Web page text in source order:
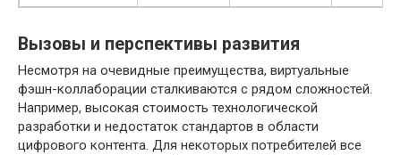
Вызовы и перспективы развития
Несмотря на очевидные преимущества, виртуальные
фэшн-коллаборации сталкиваются с рядом сложностей.
Например, высокая стоимость технологической
разработки и недостаток стандартов в области
цифрового контента. Для некоторых потребителей все